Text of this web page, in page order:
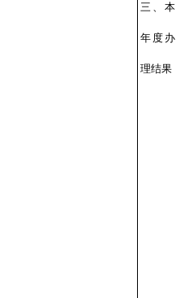
三、本
年度办
理结果